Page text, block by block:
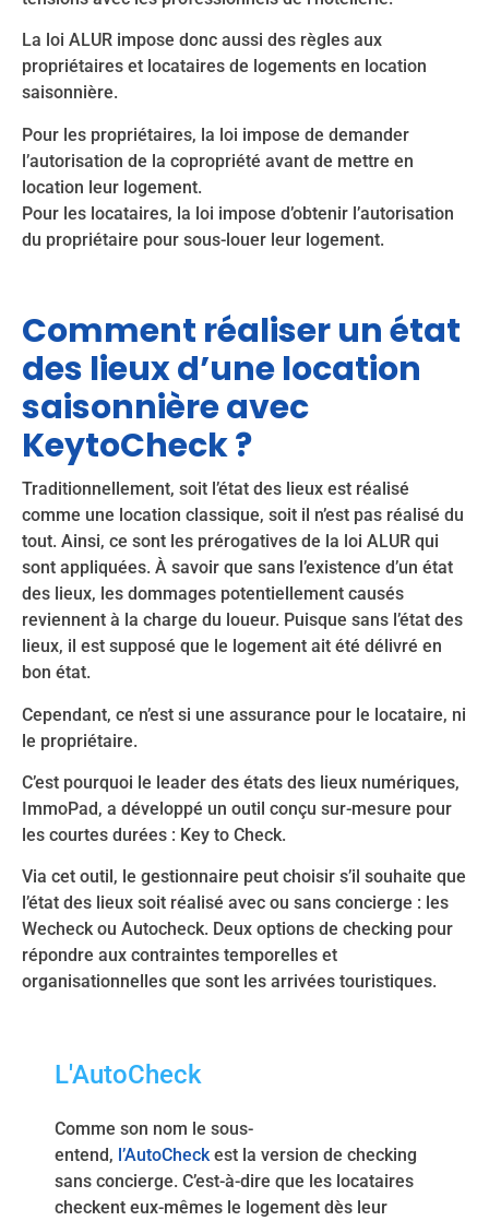
La loi ALUR impose donc aussi des règles aux
propriétaires et locataires de logements en location
saisonnière.
Pour les propriétaires, la loi impose de demander
l’autorisation de la copropriété avant de mettre en
location leur logement.
Pour les locataires, la loi impose d’obtenir l’autorisation
du propriétaire pour sous-louer leur logement.
Comment réaliser un état
des lieux d’une location
saisonnière avec
KeytoCheck ?
Traditionnellement, soit l’état des lieux est réalisé
comme une location classique, soit il n’est pas réalisé du
tout. Ainsi, ce sont les prérogatives de la loi ALUR qui
sont appliquées. À savoir que sans l’existence d’un état
des lieux, les dommages potentiellement causés
reviennent à la charge du loueur. Puisque sans l’état des
lieux, il est supposé que le logement ait été délivré en
bon état.
Cependant, ce n’est si une assurance pour le locataire, ni
le propriétaire.
C’est pourquoi le leader des états des lieux numériques,
ImmoPad, a développé un outil conçu sur-mesure pour
les courtes durées : Key to Check.
Via cet outil, le gestionnaire peut choisir s’il souhaite que
l’état des lieux soit réalisé avec ou sans concierge : les
Wecheck ou Autocheck. Deux options de checking pour
répondre aux contraintes temporelles et
organisationnelles que sont les arrivées touristiques.
L'AutoCheck
Comme son nom le sous-
entend, l’AutoCheck est la version de checking
sans concierge. C’est-à-dire que les locataires
checkent eux-mêmes le logement dès leur